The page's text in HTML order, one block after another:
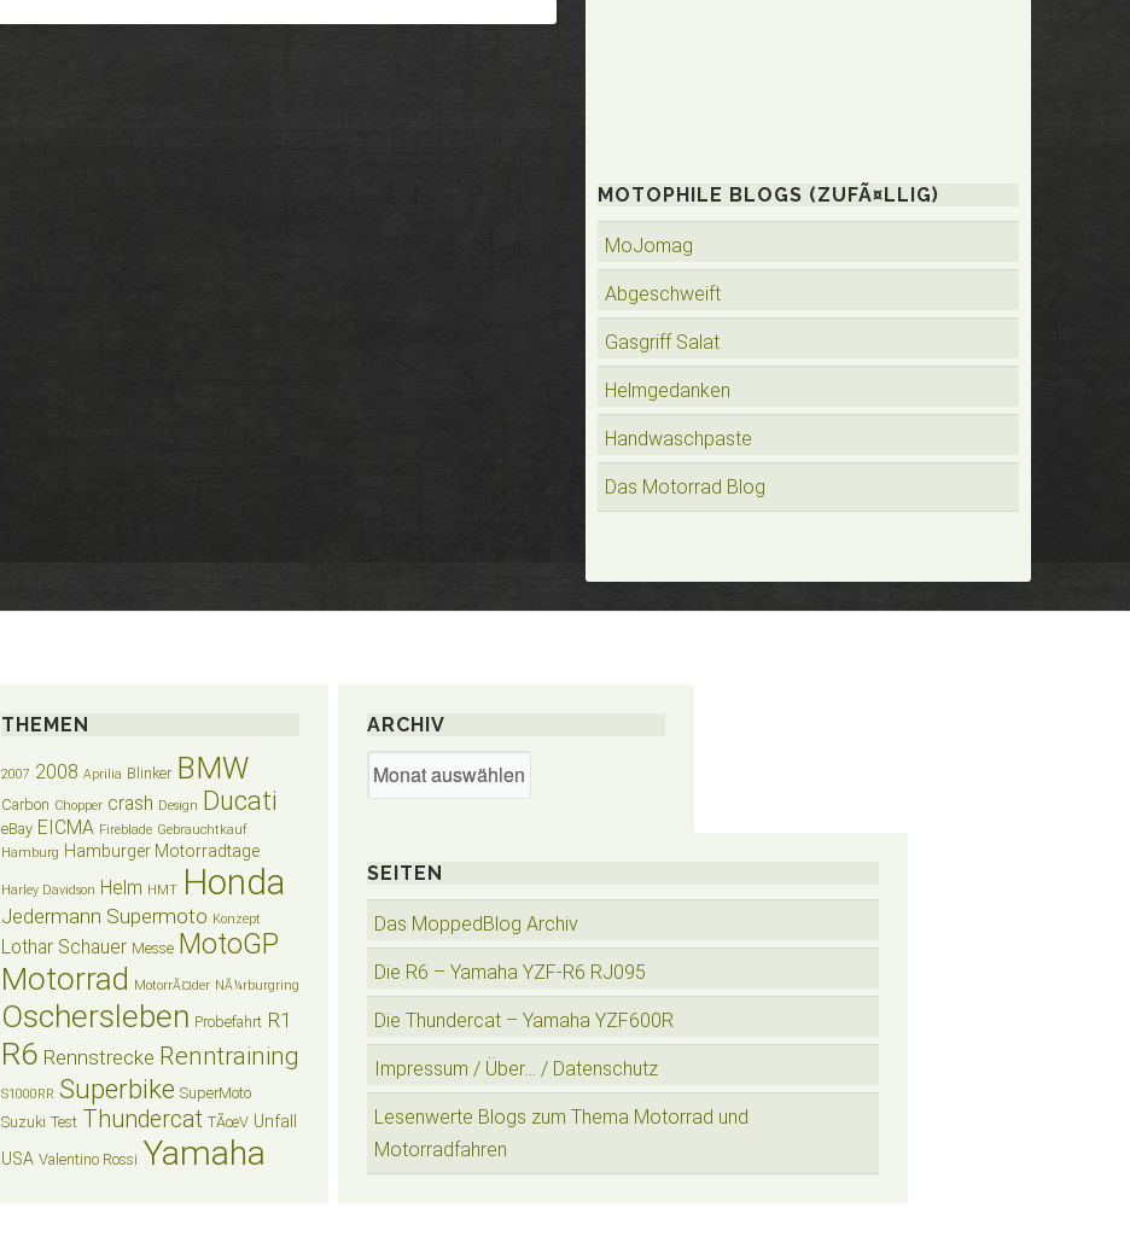
MOTOPHILE BLOGS (ZUFÃ¤LLIG)
MoJomag
Abgeschweift
Gasgriff Salat
Helmgedanken
Handwaschpaste
Das Motorrad Blog
THEMEN
2007 2008 Aprilia Blinker BMW
Carbon Chopper crash Design Ducati
eBay EICMA Fireblade Gebrauchtkauf
Hamburg Hamburger Motorradtage
Harley Davidson Helm HMT Honda
Jedermann Supermoto Konzept
Lothar Schauer Messe MotoGP
Motorrad MotorrÃ¤der NÃ¼rburgring
Oschersleben Probefahrt R1
R6 Rennstrecke Renntraining
S1000RR Superbike SuperMoto
Suzuki Test Thundercat TÃœV Unfall
USA Valentino Rossi Yamaha
ARCHIV
Archiv
SEITEN
Das MoppedBlog Archiv
Die R6 – Yamaha YZF-R6 RJ095
Die Thundercat – Yamaha YZF600R
Impressum / Über… / Datenschutz
Lesenwerte Blogs zum Thema Motorrad und
Motorradfahren